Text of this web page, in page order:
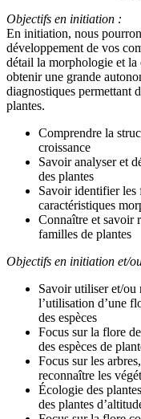
Objectifs en initiation :
En initiation, nous
développement de vos
détail la morphologie et la
obtenir une grande
diagnostiques permettant
plantes.
Comprendre la
croissance
Savoir analyser et
des plantes
Savoir identifier les
caractéristiques
Connaître et savoir
familles de plantes
Objectifs en initiation et/
Savoir utiliser et/ou
l’utilisation d’une
des espèces
Focus sur la flore
des espèces de
Focus sur les
reconnaître les
Écologie des
des plantes